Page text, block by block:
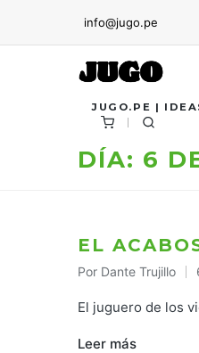
info@jugo.pe
JUGO.PE |
DÍA: 6
EL
Publicado
por
Por Dante Trujillo
El juguero de los
Leer más